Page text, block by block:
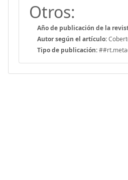
Otros:
Año de publicación de la
Autor según el artículo:
Tipo de publicación: